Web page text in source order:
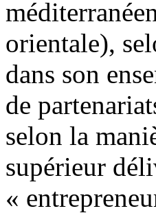
orientale),
dans son
de
selon la
supérieur
«